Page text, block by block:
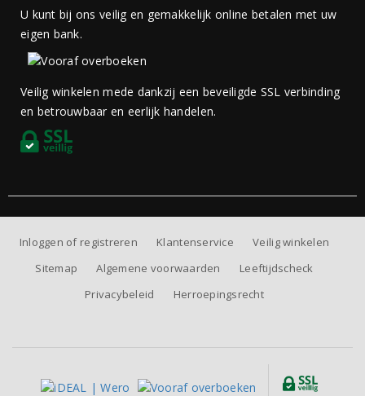
U kunt bij ons veilig en gemakkelijk online betalen met uw
eigen bank.
Veilig winkelen mede dankzij een beveiligde SSL verbinding
en betrouwbaar en eerlijk handelen.
Inloggen of registreren Klantenservice
Veilig winkelen
Sitemap
Algemene voorwaarden
Leeftijdscheck
Privacybeleid
Herroepingsrecht